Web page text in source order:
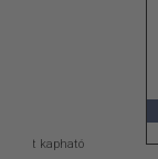
pont kapható